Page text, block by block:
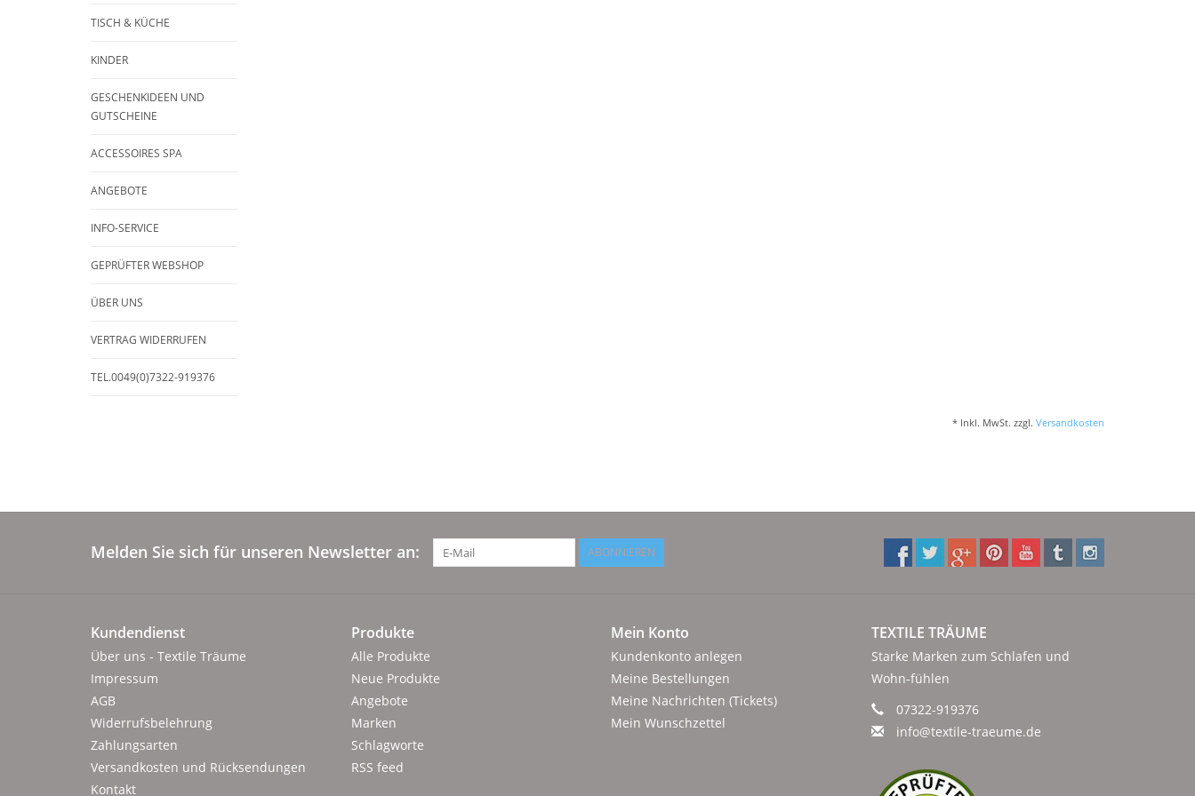
TISCH & KÜCHE
KINDER
GESCHENKIDEEN UND
GUTSCHEINE
ACCESSOIRES SPA
ANGEBOTE
INFO-SERVICE
GEPRÜFTER WEBSHOP
ÜBER UNS
VERTRAG WIDERRUFEN
TEL.0049(0)7322-919376
* Inkl. MwSt. zzgl. Versandkosten
Melden Sie sich für unseren Newsletter an: ABONNIEREN
Kundendienst
Über uns - Textile Träume
Impressum
AGB
Widerrufsbelehrung
Zahlungsarten
Versandkosten und Rücksendungen
Kontakt
Produkte
Alle Produkte
Neue Produkte
Angebote
Marken
Schlagworte
RSS feed
Mein Konto
Kundenkonto anlegen
Meine Bestellungen
Meine Nachrichten (Tickets)
Mein Wunschzettel
TEXTILE TRÄUME
Starke Marken zum Schlafen und
Wohn-fühlen
07322-919376
info@textile-traeume.de